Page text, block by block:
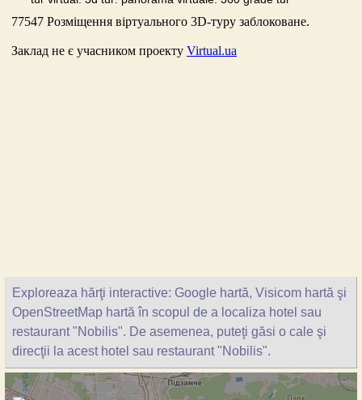
Exploreaza hărţi interactive: Google hartă, Visicom hartă şi
OpenStreetMap hartă în scopul de a localiza hotel sau
restaurant "Nobilis". De asemenea, puteţi găsi o cale şi
direcţii la acest hotel sau restaurant "Nobilis".